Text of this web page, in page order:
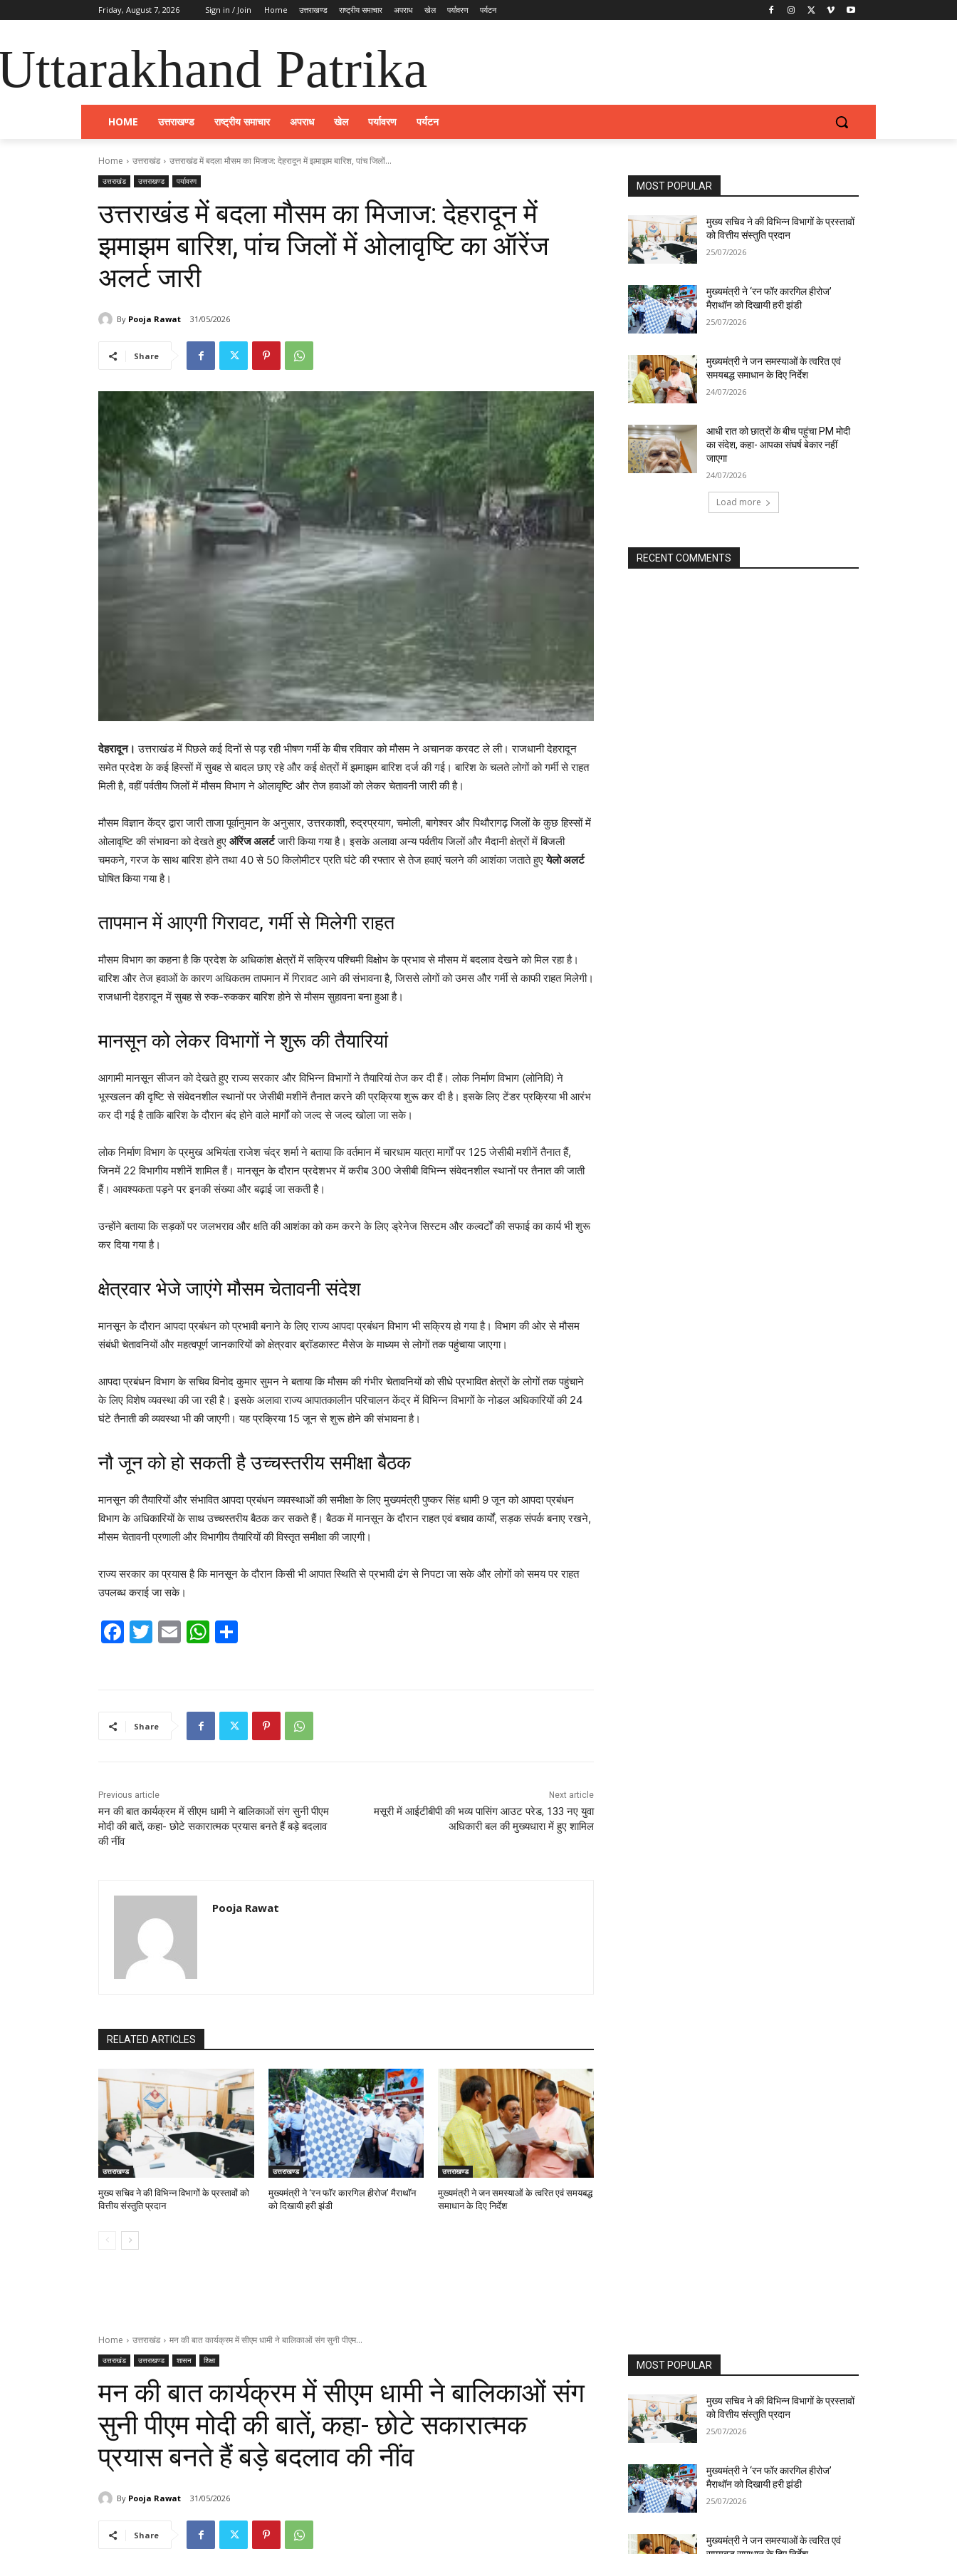
Friday, August 7, 2026 Sign in / Join Home उत्तराखण्ड राष्ट्रीय समाचार अपराध खेल पर्यावरण पर्यटन
Patrika
HOME उत्तराखण्ड राष्ट्रीय समाचार अपराध खेल पर्यावरण पर्यटन
Home उत्तराखंड उत्तराखंड में बदला मौसम का मिजाज: देहरादून में झमाझम बारिश, पांच जिलों...
उत्तराखंड उत्तराखण्ड पर्यावरण
उत्तराखंड में बदला मौसम का मिजाज: देहरादून में
झमाझम बारिश, पांच जिलों में ओलावृष्टि का ऑरेंज
अलर्ट जारी
By Pooja Rawat 31/05/2026
Share
देहरादून। उत्तराखंड में पिछले कई दिनों से पड़ रही भीषण गर्मी के बीच रविवार को मौसम ने अचानक करवट ले ली। राजधानी देहरादून
समेत प्रदेश के कई हिस्सों में सुबह से बादल छाए रहे और कई क्षेत्रों में झमाझम बारिश दर्ज की गई। बारिश के चलते लोगों को गर्मी से राहत
मिली है, वहीं पर्वतीय जिलों में मौसम विभाग ने ओलावृष्टि और तेज हवाओं को लेकर चेतावनी जारी की है।
मौसम विज्ञान केंद्र द्वारा जारी ताजा पूर्वानुमान के अनुसार, उत्तरकाशी, रुद्रप्रयाग, चमोली, बागेश्वर और पिथौरागढ़ जिलों के कुछ हिस्सों में
ओलावृष्टि की संभावना को देखते हुए ऑरेंज अलर्टजारी किया गया है। इसके अलावा अन्य पर्वतीय जिलों और मैदानी क्षेत्रों में बिजली
चमकने, गरज के साथ बारिश होने तथा 40 से 50 किलोमीटर प्रति घंटे की रफ्तार से तेज हवाएं चलने की आशंका जताते हुएयेलो अलर्ट
घोषित किया गया है।
तापमान में आएगी गिरावट, गर्मी से मिलेगी राहत
मौसम विभाग का कहना है कि प्रदेश के अधिकांश क्षेत्रों में सक्रिय पश्चिमी विक्षोभ के प्रभाव से मौसम में बदलाव देखने को मिल रहा है।
बारिश और तेज हवाओं के कारण अधिकतम तापमान में गिरावट आने की संभावना है, जिससे लोगों को उमस और गर्मी से काफी राहत मिलेगी।
राजधानी देहरादून में सुबह से रुक-रुककर बारिश होने से मौसम सुहावना बना हुआ है।
मानसून को लेकर विभागों ने शुरू की तैयारियां
आगामी मानसून सीजन को देखते हुए राज्य सरकार और विभिन्न विभागों ने तैयारियां तेज कर दी हैं। लोक निर्माण विभाग (लोनिवि) ने
भूस्खलन की दृष्टि से संवेदनशील स्थानों पर जेसीबी मशीनें तैनात करने की प्रक्रिया शुरू कर दी है। इसके लिए टेंडर प्रक्रिया भी आरंभ
कर दी गई है ताकि बारिश के दौरान बंद होने वाले मार्गों को जल्द से जल्द खोला जा सके।
लोक निर्माण विभाग के प्रमुख अभियंता राजेश चंद्र शर्मा ने बताया कि वर्तमान में चारधाम यात्रा मार्गों पर 125 जेसीबी मशीनें तैनात हैं,
जिनमें 22 विभागीय मशीनें शामिल हैं। मानसून के दौरान प्रदेशभर में करीब 300 जेसीबी विभिन्न संवेदनशील स्थानों पर तैनात की जाती
हैं। आवश्यकता पड़ने पर इनकी संख्या और बढ़ाई जा सकती है।
उन्होंने बताया कि सड़कों पर जलभराव और क्षति की आशंका को कम करने के लिए ड्रेनेज सिस्टम और कल्वर्टों की सफाई का कार्य भी शुरू
कर दिया गया है।
क्षेत्रवार भेजे जाएंगे मौसम चेतावनी संदेश
मानसून के दौरान आपदा प्रबंधन को प्रभावी बनाने के लिए राज्य आपदा प्रबंधन विभाग भी सक्रिय हो गया है। विभाग की ओर से मौसम
संबंधी चेतावनियों और महत्वपूर्ण जानकारियों को क्षेत्रवार ब्रॉडकास्ट मैसेज के माध्यम से लोगों तक पहुंचाया जाएगा।
आपदा प्रबंधन विभाग के सचिव विनोद कुमार सुमन ने बताया कि मौसम की गंभीर चेतावनियों को सीधे प्रभावित क्षेत्रों के लोगों तक पहुंचाने
के लिए विशेष व्यवस्था की जा रही है। इसके अलावा राज्य आपातकालीन परिचालन केंद्र में विभिन्न विभागों के नोडल अधिकारियों की 24
घंटे तैनाती की व्यवस्था भी की जाएगी। यह प्रक्रिया 15 जून से शुरू होने की संभावना है।
नौ जून को हो सकती है उच्चस्तरीय समीक्षा बैठक
मानसून की तैयारियों और संभावित आपदा प्रबंधन व्यवस्थाओं की समीक्षा के लिए मुख्यमंत्री पुष्कर सिंह धामी 9 जून को आपदा प्रबंधन
विभाग के अधिकारियों के साथ उच्चस्तरीय बैठक कर सकते हैं। बैठक में मानसून के दौरान राहत एवं बचाव कार्यों, सड़क संपर्क बनाए रखने,
मौसम चेतावनी प्रणाली और विभागीय तैयारियों की विस्तृत समीक्षा की जाएगी।
राज्य सरकार का प्रयास है कि मानसून के दौरान किसी भी आपात स्थिति से प्रभावी ढंग से निपटा जा सके और लोगों को समय पर राहत
उपलब्ध कराई जा सके।
F
b
k
T
E
W
p
Share
Previous article
मन की बात कार्यक्रम में सीएम धामी ने बालिकाओं संग सुनी पीएम
मोदी की बातें, कहा- छोटे सकारात्मक प्रयास बनते हैं बड़े बदलाव
की नींव
Next article
मसूरी में आईटीबीपी की भव्य पासिंग आउट परेड, 133 नए युवा
अधिकारी बल की मुख्यधारा में हुए शामिल
Pooja Rawat
RELATED ARTICLES
उत्तराखण्ड
मुख्य सचिव ने की विभिन्न विभागों के प्रस्तावों को
वित्तीय संस्तुति प्रदान
उत्तराखण्ड
मुख्यमंत्री ने ‘रन फॉर कारगिल हीरोज’ मैराथॉन
को दिखायी हरी झंडी
उत्तराखण्ड
मुख्यमंत्री ने जन समस्याओं के त्वरित एवं समयबद्ध
समाधान के दिए निर्देश
MOST POPULAR
मुख्य सचिव ने की विभिन्न विभागों के प्रस्तावों
को वित्तीय संस्तुति प्रदान
25/07/2026
मुख्यमंत्री ने ‘रन फॉर कारगिल हीरोज’
मैराथॉन को दिखायी हरी झंडी
25/07/2026
मुख्यमंत्री ने जन समस्याओं के त्वरित एवं
समयबद्ध समाधान के दिए निर्देश
24/07/2026
आधी रात को छात्रों के बीच पहुंचा PM मोदी
का संदेश, कहा- आपका संघर्ष बेकार नहीं
जाएगा
24/07/2026
Load more
RECENT COMMENTS